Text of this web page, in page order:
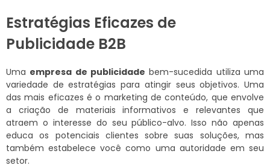
Estratégias Eficazes de
Publicidade B2B
Uma empresa de publicidade bem-sucedida utiliza uma
variedade de estratégias para atingir seus objetivos. Uma
das mais eficazes é o marketing de conteúdo, que envolve
a criação de materiais informativos e relevantes que
atraem o interesse do seu público-alvo. Isso não apenas
educa os potenciais clientes sobre suas soluções, mas
também estabelece você como uma autoridade em seu
setor.